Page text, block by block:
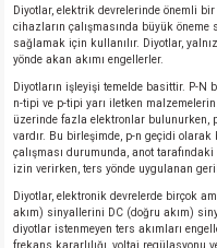
Diyotlar, elektrik devrelerinde önemli
cihazların çalışmasında büyük
sağlamak için kullanılır. Diyotlar,
yönde akan akımı engellerler.
Diyotların işleyişi temelde basittir. P-N
n-tipi ve p-tipi yarı iletken
üzerinde fazla elektronlar bulunurken,
vardır. Bu birleşimde, p-n geçidi
çalışması durumunda, anot
izin verirken, ters yönde uygulanan
Diyotlar, elektronik devrelerde birçok
akım) sinyallerini DC (doğru akım)
diyotlar istenmeyen ters akımları
frekans kararlılığı, voltaj regülasyonu